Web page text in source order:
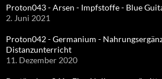
Proton043 - Arsen - Impfstoffe - Blue
2. Juni 2021
Proton042 - Germanium -
Distanzunterricht
11. Dezember 2020